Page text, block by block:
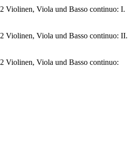
Violinen, Viola und Basso continuo: I.
Violinen, Viola und Basso continuo: II.
Violinen, Viola und Basso continuo: